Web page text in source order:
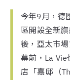
今年9月，德
區開設全新
後，亞太市
幕前，La
店「嘉邸（